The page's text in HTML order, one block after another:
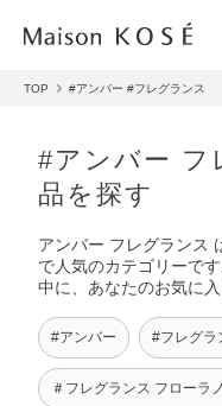
TOP #アンバー #フレグランス
#アンバー フ
品を探す
アンバー フレグランス
で人気のカテゴリーで
中に、あなたのお気に
#アンバー #フレグラ
＃フレグランス フローラ